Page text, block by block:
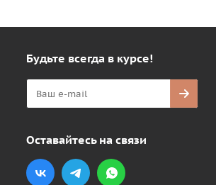
Будьте всегда в курсе!
Оставайтесь на связи